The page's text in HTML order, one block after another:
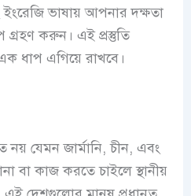
ভাষায় আপনার দক্ষতা
গ্রহণ করুন। এই প্রস্তুতি
ধাপ এগিয়ে রাখবে।
নয় যেমন জার্মানি, চীন, এবং
বা কাজ করতে চাইলে স্থানীয়